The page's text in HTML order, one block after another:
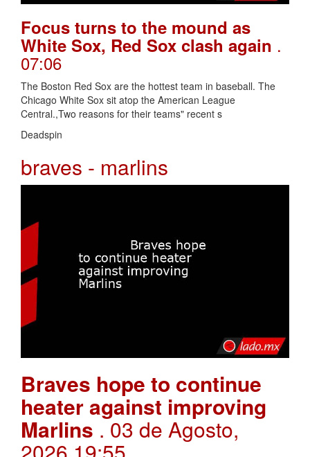
Focus turns to the mound as
White Sox, Red Sox clash again .
07:06
The Boston Red Sox are the hottest team in baseball. The
Chicago White Sox sit atop the American League
Central.,Two reasons for their teams" recent s
Deadspin
braves - marlins
Braves hope to continue
heater against improving
Marlins . 03 de Agosto,